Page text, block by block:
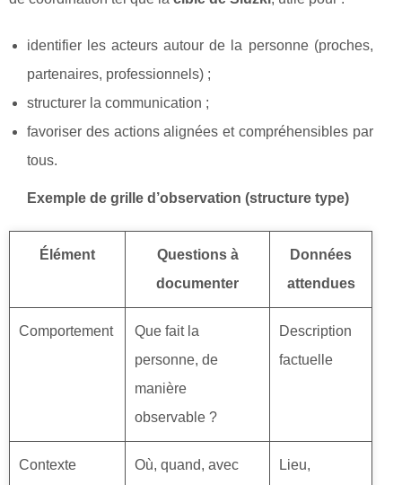
identifier les acteurs autour de la personne (proches,
partenaires, professionnels) ;
structurer la communication ;
favoriser des actions alignées et compréhensibles par
tous.
Exemple de grille d’observation (structure type)
Élément
Questions à
documenter
Données
attendues
Comportement
Que fait la
personne, de
manière
observable ?
Description
factuelle
Contexte
Où, quand, avec
Lieu,